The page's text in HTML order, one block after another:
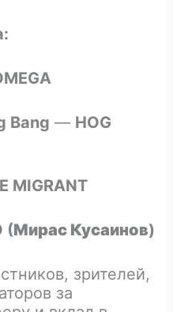
Bang — HOG
MIGRANT
(Мирас Кусаинов)
зрителей,
за